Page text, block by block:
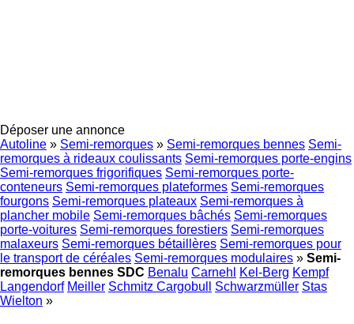
Déposer une annonce
Autoline » Semi-remorques » Semi-remorques bennes Semi-
remorques à rideaux coulissants Semi-remorques porte-engins
Semi-remorques frigorifiques Semi-remorques porte-
conteneurs Semi-remorques plateformes Semi-remorques
fourgons Semi-remorques plateaux Semi-remorques à
plancher mobile Semi-remorques bâchés Semi-remorques
porte-voitures Semi-remorques forestiers Semi-remorques
malaxeurs Semi-remorques bétaillères Semi-remorques pour
le transport de céréales Semi-remorques modulaires » Semi-
remorques bennes SDC Benalu Carnehl Kel-Berg Kempf
Langendorf Meiller Schmitz Cargobull Schwarzmüller Stas
Wielton »